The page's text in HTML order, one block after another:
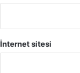
İnternet sitesi